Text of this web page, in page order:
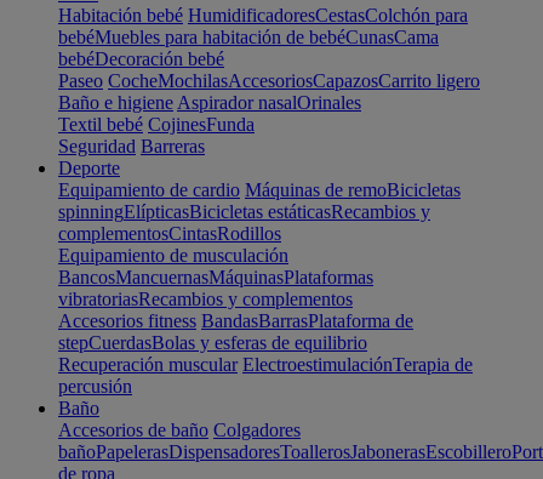
Habitación bebé HumidificadoresCestasColchón para
bebéMuebles para habitación de bebéCunasCama
bebéDecoración bebé
Paseo CocheMochilasAccesoriosCapazosCarrito ligero
Baño e higiene Aspirador nasalOrinales
Textil bebé CojinesFunda
Seguridad Barreras
Deporte
Equipamiento de cardio Máquinas de remoBicicletas
spinningElípticasBicicletas estáticasRecambios y
complementosCintasRodillos
Equipamiento de musculación
BancosMancuernasMáquinasPlataformas
vibratoriasRecambios y complementos
Accesorios fitness BandasBarrasPlataforma de
stepCuerdasBolas y esferas de equilibrio
Recuperación muscular ElectroestimulaciónTerapia de
percusión
Baño
Accesorios de baño Colgadores
bañoPapelerasDispensadoresToallerosJabonerasEscobillero
de ropa